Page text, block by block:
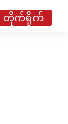
တိုက်ရိုက်